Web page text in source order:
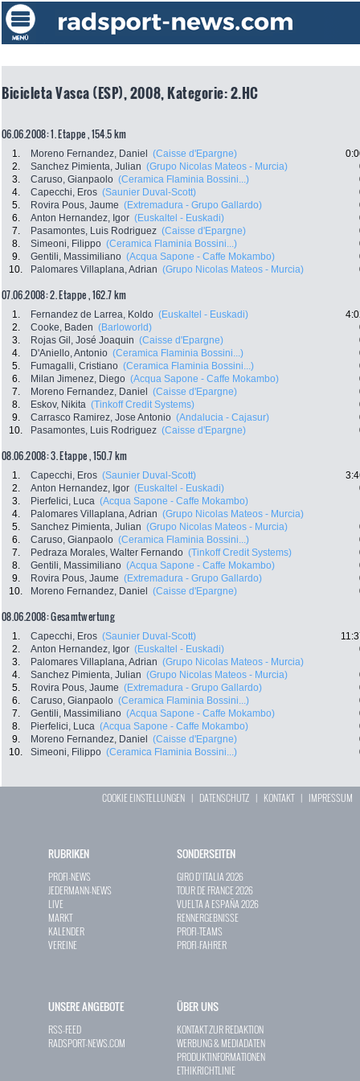
Bicicleta Vasca (ESP), 2008, Kategorie: 2.HC
06.06.2008: 1. Etappe , 154.5 km
1. Moreno Fernandez, Daniel (Caisse d'Epargne)
2.
Sanchez Pimienta, Julian (Grupo Nicolas Mateos - Murcia)
3.
Caruso, Gianpaolo (Ceramica Flaminia Bossini...)
4.
Capecchi, Eros (Saunier Duval-Scott)
5.
Rovira Pous, Jaume (Extremadura - Grupo Gallardo)
6.
Anton Hernandez, Igor (Euskaltel - Euskadi)
7.
Pasamontes, Luis Rodriguez (Caisse d'Epargne)
8.
Simeoni, Filippo (Ceramica Flaminia Bossini...)
9.
Gentili, Massimiliano (Acqua Sapone - Caffe Mokambo)
10.
Palomares Villaplana, Adrian (Grupo Nicolas Mateos - Murcia)
07.06.2008: 2. Etappe , 162.7 km
1. Fernandez de Larrea, Koldo (Euskaltel - Euskadi)
2.
Cooke, Baden (Barloworld)
3.
Rojas Gil, José Joaquin (Caisse d'Epargne)
4.
D'Aniello, Antonio (Ceramica Flaminia Bossini...)
5.
Fumagalli, Cristiano (Ceramica Flaminia Bossini...)
6.
Milan Jimenez, Diego (Acqua Sapone - Caffe Mokambo)
7.
Moreno Fernandez, Daniel (Caisse d'Epargne)
8.
Eskov, Nikita (Tinkoff Credit Systems)
9.
Carrasco Ramirez, Jose Antonio (Andalucia - Cajasur)
10.
Pasamontes, Luis Rodriguez (Caisse d'Epargne)
08.06.2008: 3. Etappe , 150.7 km
1. Capecchi, Eros (Saunier Duval-Scott)
2.
Anton Hernandez, Igor (Euskaltel - Euskadi)
3.
Pierfelici, Luca (Acqua Sapone - Caffe Mokambo)
4.
Palomares Villaplana, Adrian (Grupo Nicolas Mateos - Murcia)
5.
Sanchez Pimienta, Julian (Grupo Nicolas Mateos - Murcia)
6.
Caruso, Gianpaolo (Ceramica Flaminia Bossini...)
7.
Pedraza Morales, Walter Fernando (Tinkoff Credit Systems)
8.
Gentili, Massimiliano (Acqua Sapone - Caffe Mokambo)
9.
Rovira Pous, Jaume (Extremadura - Grupo Gallardo)
10.
Moreno Fernandez, Daniel (Caisse d'Epargne)
08.06.2008: Gesamtwertung
1. Capecchi, Eros (Saunier Duval-Scott)
2.
Anton Hernandez, Igor (Euskaltel - Euskadi)
3.
Palomares Villaplana, Adrian (Grupo Nicolas Mateos - Murcia)
4.
Sanchez Pimienta, Julian (Grupo Nicolas Mateos - Murcia)
5.
Rovira Pous, Jaume (Extremadura - Grupo Gallardo)
6.
Caruso, Gianpaolo (Ceramica Flaminia Bossini...)
7.
Gentili, Massimiliano (Acqua Sapone - Caffe Mokambo)
8.
Pierfelici, Luca (Acqua Sapone - Caffe Mokambo)
9.
Moreno Fernandez, Daniel (Caisse d'Epargne)
10.
Simeoni, Filippo (Ceramica Flaminia Bossini...)
COOKIE EINSTELLUNGEN | DATENSCHUTZ | KONTAKT| IMPRESSUM
RUBRIKEN
PROFI-NEWS
JEDERMANN-NEWS
LIVE
MARKT
KALENDER
VEREINE
SONDERSEITEN
GIRO D`ITALIA 2026
TOUR DE FRANCE 2026
VUELTA A ESPAÑA 2026
RENNERGEBNISSE
PROFI-TEAMS
PROFI-FAHRER
UNSERE ANGEBOTE
RSS-FEED
RADSPORT-NEWS.COM
ÜBER UNS
KONTAKT ZUR REDAKTION
WERBUNG & MEDIADATEN
PRODUKTINFORMATIONEN
ETHIKRICHTLINIE